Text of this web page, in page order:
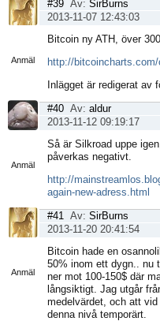
Anmäl
#39 Av: SirBurns
2013-11-07 12:43:03
Bitcoin ny ATH, över
http://
Inlägget är redigerat av
Anmäl
#40 Av: aldur
2013-11-12 09:19:17
Så är Silkroad uppe
påverkas negativt.
http://
again-new-adress.html
Anmäl
#41 Av: SirBurns
2013-11-20 20:41:54
Bitcoin hade en
50% inom ett dygn.. nu
ner mot 100-150$ där
långsiktigt. Jag utgår
medelvärdet, och att
denna nivå temporärt.